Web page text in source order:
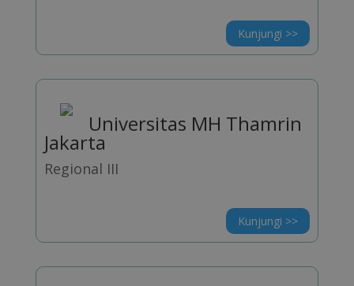
Kunjungi >>
Universitas MH Thamrin
Jakarta
Regional III
Kunjungi >>